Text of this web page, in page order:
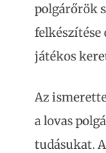
polgárőrök
felkészítése
játékos
Az
a lovas
tudásukat.